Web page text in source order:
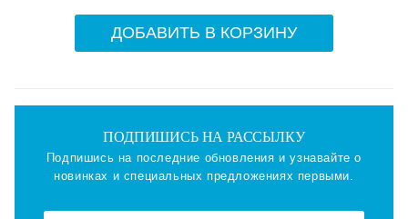
ДОБАВИТЬ В КОРЗИНУ
ПОДПИШИСЬ НА РАССЫЛКУ
Подпишись на последние обновления и узнавайте о
новинках и специальных предложениях первыми.